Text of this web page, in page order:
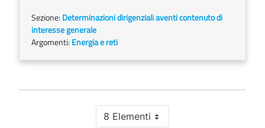
Sezione: Determinazioni dirigenziali aventi contenuto di
interesse generale
Argomenti: Energia e reti
8 ElementiPer pagina